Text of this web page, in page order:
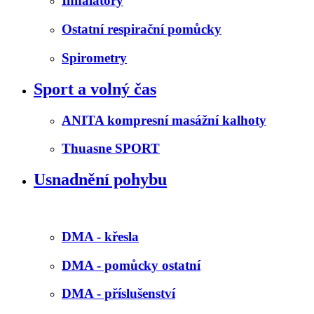
Ostatní respirační pomůcky
Spirometry
Sport a volný čas
ANITA kompresní masážní kalhoty
Thuasne SPORT
Usnadnění pohybu
DMA - křesla
DMA - pomůcky ostatní
DMA - příslušenství